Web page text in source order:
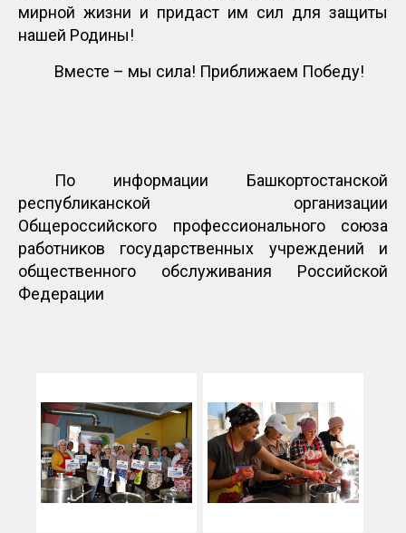
мирной жизни и придаст им сил для защиты
нашей Родины!
Вместе – мы сила! Приближаем Победу!
По информации Башкортостанской
республиканской организации
Общероссийского профессионального союза
работников государственных учреждений и
общественного обслуживания Российской
Федерации